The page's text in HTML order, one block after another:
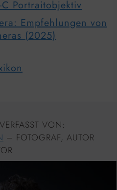
Portraitobjektiv
Empfehlungen von
(2025)
VON:
– FOTOGRAF, AUTOR